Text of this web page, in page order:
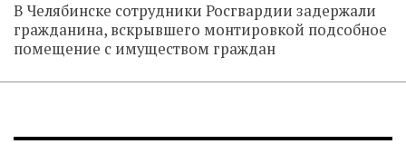
В Челябинске сотрудники Росгвардии задержали
гражданина, вскрывшего монтировкой подсобное
помещение с имуществом граждан